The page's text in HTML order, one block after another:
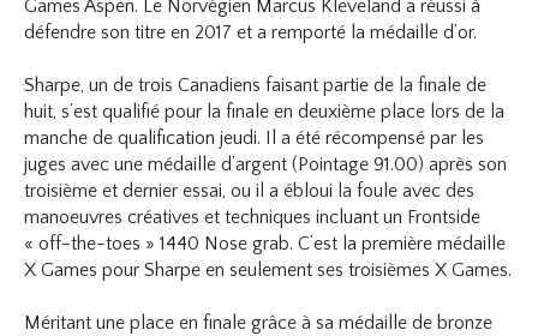
Games Aspen. Le Norvégien Marcus Kleveland a réussi à
défendre son titre en 2017 et a remporté la médaille d’or.
Sharpe, un de trois Canadiens faisant partie de la finale de
huit, s’est qualifié pour la finale en deuxième place lors de la
manche de qualification jeudi. Il a été récompensé par les
juges avec une médaille d’argent (Pointage 91.00) après son
troisième et dernier essai, ou il a ébloui la foule avec des
manoeuvres créatives et techniques incluant un Frontside
« off-the-toes » 1440 Nose grab. C’est la première médaille
X Games pour Sharpe en seulement ses troisièmes X Games.
Méritant une place en finale grâce à sa médaille de bronze